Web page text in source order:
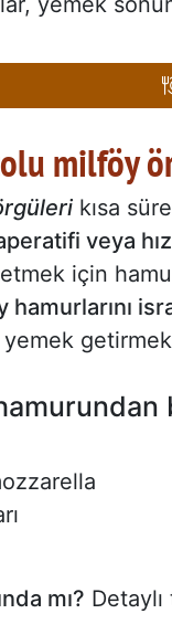
milföy
kısa
veya
etmek için
mı?